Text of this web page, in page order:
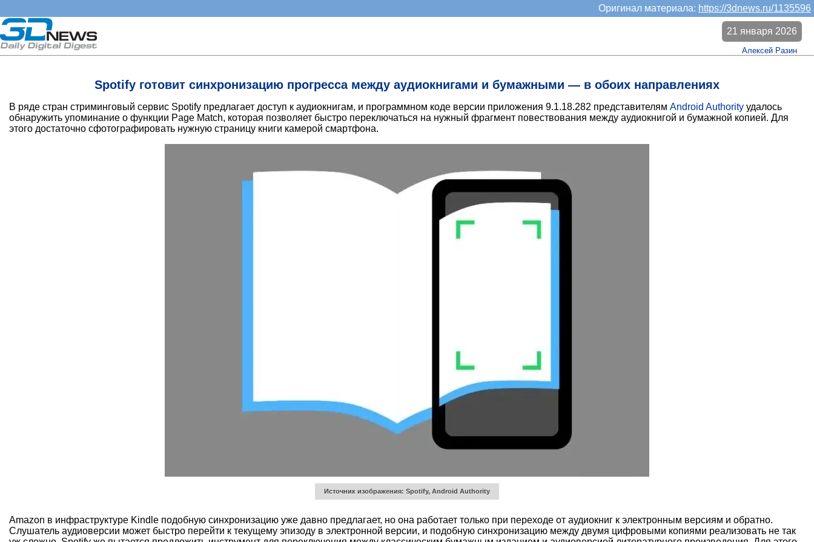
Оригинал материала: https://3dnews.ru/1135596
Spotify готовит синхронизацию прогресса между аудиокнигами и бумажными — в обоих направлениях
21 января 2026
Алексей Разин
В ряде стран стриминговый сервис Spotify предлагает доступ к аудиокнигам, и программном коде версии приложения 9.1.18.282 представителям Android Authority удалось
обнаружить упоминание о функции Page Match, которая позволяет быстро переключаться на нужный фрагмент повествования между аудиокнигой и бумажной копией. Для
этого достаточно сфотографировать нужную страницу книги камерой смартфона.
Источник изображения: Spotify, Android Authority
Amazon в инфраструктуре Kindle подобную синхронизацию уже давно предлагает, но она работает только при переходе от аудиокниг к электронным версиям и обратно.
Слушатель аудиоверсии может быстро перейти к текущему эпизоду в электронной версии, и подобную синхронизацию между двумя цифровыми копиями реализовать не так